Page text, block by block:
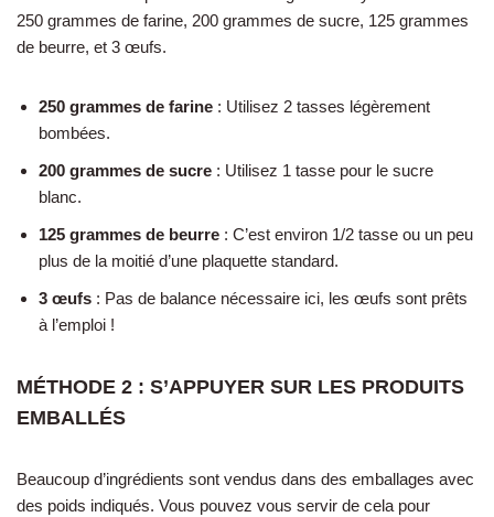
250 grammes de farine, 200 grammes de sucre, 125 grammes
de beurre, et 3 œufs.
250 grammes de farine : Utilisez 2 tasses légèrement
bombées.
200 grammes de sucre : Utilisez 1 tasse pour le sucre
blanc.
125 grammes de beurre : C’est environ 1/2 tasse ou un peu
plus de la moitié d’une plaquette standard.
3 œufs : Pas de balance nécessaire ici, les œufs sont prêts
à l’emploi !
MÉTHODE 2 : S’APPUYER SUR LES PRODUITS
EMBALLÉS
Beaucoup d’ingrédients sont vendus dans des emballages avec
des poids indiqués. Vous pouvez vous servir de cela pour